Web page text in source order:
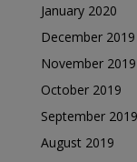
January 2020
December 2019
November 2019
October 2019
September 2019
August 2019